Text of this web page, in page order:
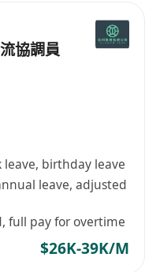
協調員
birthday leave
leave, adjusted
full pay for overtime
$26K-39K/M